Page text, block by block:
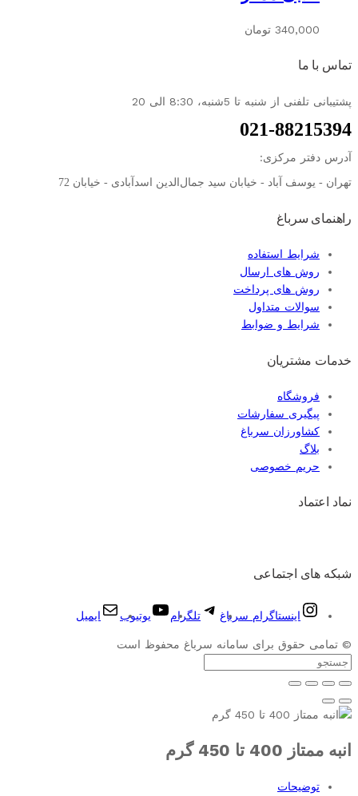
340,000 تومان
تماس با ما
پشتیبانی تلفنی از شنبه تا 5شنبه، 8:30 الی 20
021-88215394
آدرس دفتر مرکزی:
تهران - یوسف آباد - خیابان سید جمال‌الدین اسدآبادی - خیابان 72
راهنمای سرباغ
شرایط استفاده
روش های ارسال
روش های پرداخت
سوالات متداول
شرایط و ضوابط
خدمات مشتریان
فروشگاه
پیگیری سفارشات
کشاورزان سرباغ
بلاگ
حریم خصوصی
نماد اعتماد
شبکه های اجتماعی
اینستاگرام سرباغ تلگرام یوتیوب ایمیل
© تمامی حقوق برای سامانه سرباغ محفوظ است
انبه ممتاز 400 تا 450 گرم
توضیحات